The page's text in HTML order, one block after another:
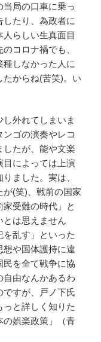
局の口車に乗っ
たり、為政者に
らしい生真面目
コロナ禍でも、
しなかった人に
からね(苦笑)。い
外れてしまいま
ゴの演奏やレコ
したが、能や文楽
目によっては上演
ました。実は、
が(笑)、戦前の国家
受難の時代」と
とは思えません
乱す」といった
想や国体護持に違
民を全て戦争に協
自由なんかあるわ
ですが、戸ノ下氏
と詳しく知りた
の娯楽政策」（青